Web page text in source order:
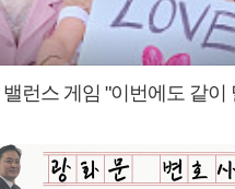
런스 게임 "이번에도 같이